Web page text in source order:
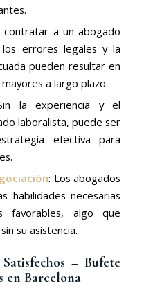
contratar a un abogado
errores legales y la
pueden resultar en
a largo plazo.
la experiencia y el
laboralista, puede ser
efectiva para
: Los abogados
habilidades necesarias
favorables, algo que
su asistencia.
– Bufete
en Barcelona